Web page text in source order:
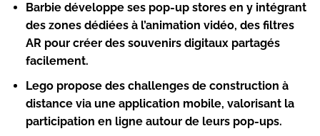
Barbiedéveloppe ses pop-up stores en y intégrant
des zones dédiées à l’animation vidéo, des filtres
AR pour créer des souvenirs digitaux partagés
facilement.
Legopropose des challenges de construction à
distance via une application mobile, valorisant la
participation en ligne autour de leurs pop-ups.